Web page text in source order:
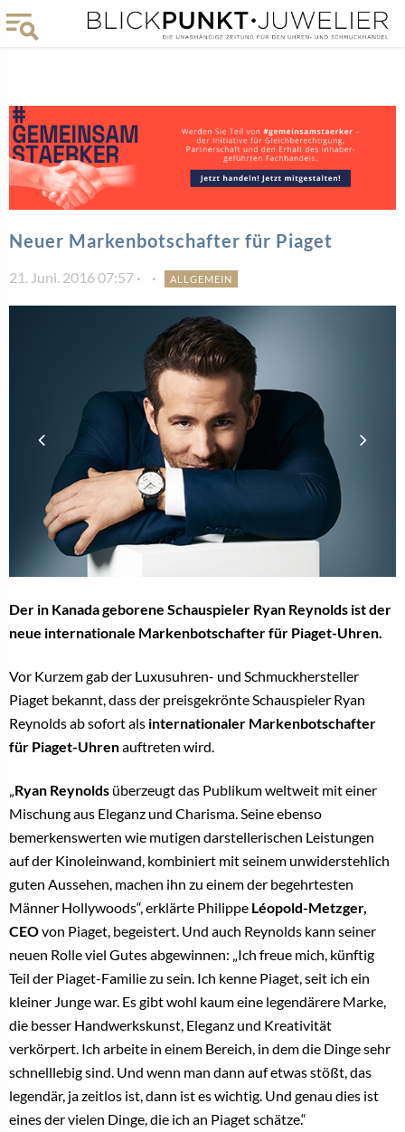
Neuer Markenbotschafter für Piaget
21. Juni. 2016 07:57 ALLGEMEIN
Der in Kanada geborene Schauspieler Ryan Reynolds ist der
neue internationale Markenbotschafter für Piaget-Uhren.
Vor Kurzem gab der Luxusuhren- und Schmuckhersteller
Piaget bekannt, dass der preisgekrönte Schauspieler Ryan
Reynolds ab sofort als internationaler Markenbotschafter
für Piaget-Uhrenauftreten wird.
Ryan Reynolds überzeugt das Publikum weltweit mit einer
Mischung aus Eleganz und Charisma. Seine ebenso
bemerkenswerten wie mutigen darstellerischen Leistungen
auf der Kinoleinwand, kombiniert mit seinem unwiderstehlich
guten Aussehen, machen ihn zu einem der begehrtesten
Männer Hollywoods“, erklärte Philippe Léopold-Metzger,
CEOvon Piaget, begeistert. Und auch Reynolds kann seiner
neuen Rolle viel Gutes abgewinnen: „Ich freue mich, künftig
Teil der Piaget-Familie zu sein. Ich kenne Piaget, seit ich ein
kleiner Junge war. Es gibt wohl kaum eine legendärere Marke,
die besser Handwerkskunst, Eleganz und Kreativität
verkörpert. Ich arbeite in einem Bereich, in dem die Dinge sehr
schnelllebig sind. Und wenn man dann auf etwas stößt, das
legendär, ja zeitlos ist, dann ist es wichtig. Und genau dies ist
eines der vielen Dinge, die ich an Piaget schätze.“